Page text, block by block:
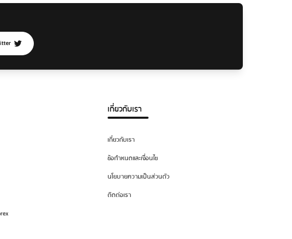
เกี่ยวกับเรา
เกี่ยวกับเรา
ข้อกำหนดและเงื่อนไข
นโยบายความเป็นส่วนตัว
ติดต่อเรา